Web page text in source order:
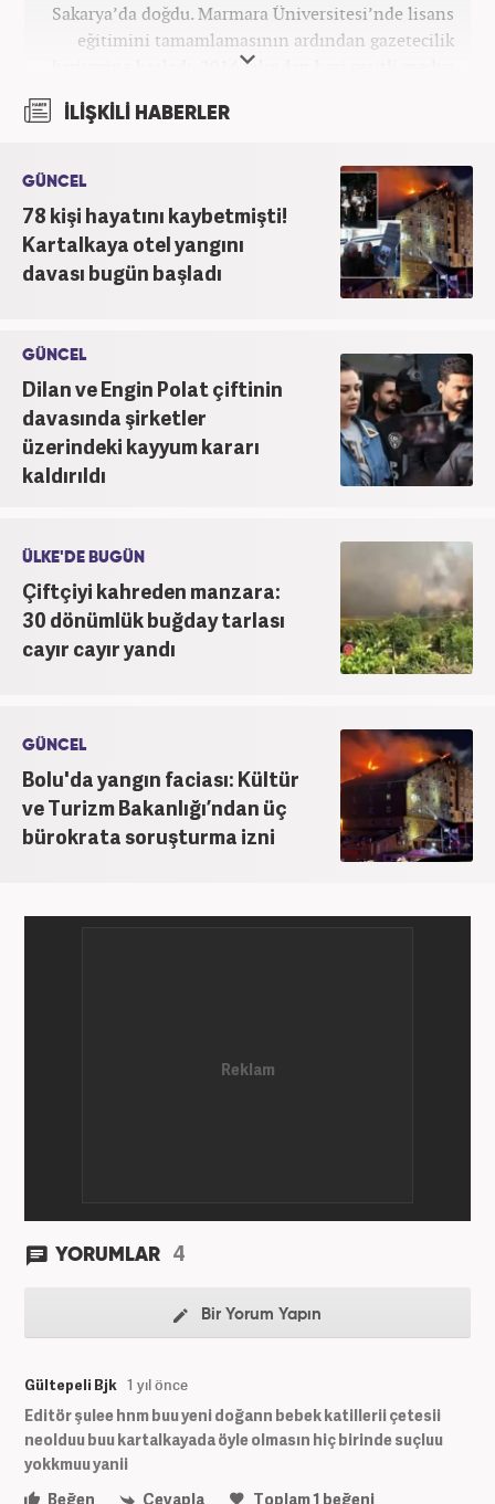
Sakarya’da doğdu. Marmara Üniversitesi’nde lisans
eğitimini tamamlamasının ardından gazetecilik
kariyerine başladı. 2016 yılından beri çeşitli medya
itibaren Haber7’de ‘gündem editörü’ olarak
İLİŞKİLİ HABERLER
GÜNCEL
78 kişi hayatını kaybetmişti!
Kartalkaya otel yangını
davası bugün başladı
GÜNCEL
Dilan ve Engin Polat çiftinin
davasında şirketler
üzerindeki kayyum kararı
kaldırıldı
ÜLKE'DE BUGÜN
Çiftçiyi kahreden manzara:
30 dönümlük buğday tarlası
cayır cayır yandı
GÜNCEL
Bolu'da yangın faciası: Kültür
ve Turizm Bakanlığı’ndan üç
bürokrata soruşturma izni
YORUMLAR 4
Bir Yorum Yapın
Gültepeli Bjk 1 yıl önce
Editör şulee hnm buu yeni doğann bebek katillerii çetesii
neolduu buu kartalkayada öyle olmasın hiç birinde suçluu
yokkmuu yanii
Beğen
Cevapla Toplam1 beğeni